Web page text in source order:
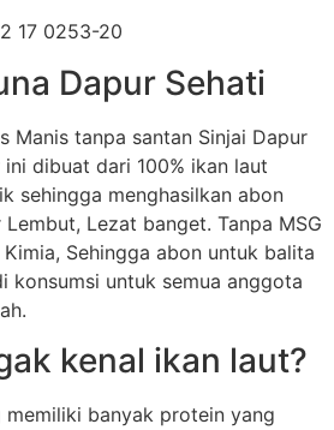
17 0253-20
Dapur Sehati
Manis tanpa santan Sinjai Dapur
ini dibuat dari 100% ikan laut
sehingga menghasilkan abon
Lezat banget. Tanpa MSG
Sehingga abon untuk balita
konsumsi untuk semua anggota
kenal ikan laut?
memiliki banyak protein yang